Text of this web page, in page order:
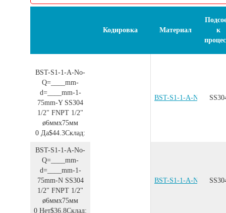
Кодировка Материал
к
BST-S1-1-A-No-
Q=____mm-
d=____mm-1-
75mm-YSS304
1/2" FNPT 1/2"
ø6ммx75мм
0 Да$44.3Склад:
BST-S1-1-A-No-
BST-S1-1-A-No-
Q=____mm-
d=____mm-1-
75mm-NSS304
1/2" FNPT 1/2"
ø6ммx75мм
0 Нет$36.8Склад:
BST-S1-1-A-No-